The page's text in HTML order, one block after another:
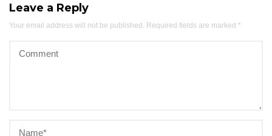
Leave a Reply
Your email address will not be published. Required fields are marked *